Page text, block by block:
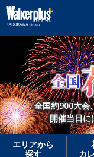
全国約900大会
開催当日に
エリアから
探す
カ